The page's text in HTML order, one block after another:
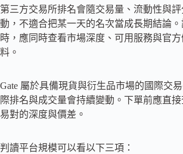
第三方交易所排名會隨交易量、流動性與
動，不適合把某一天的名次當成長期結論。
時，應同時查看市場深度、可用服務與官
料。
Gate 屬於具備現貨與衍生品市場的國際交
際排名與成交量會持續變動。下單前應直
易對的深度與價差。
判讀平台規模可以看以下三項：